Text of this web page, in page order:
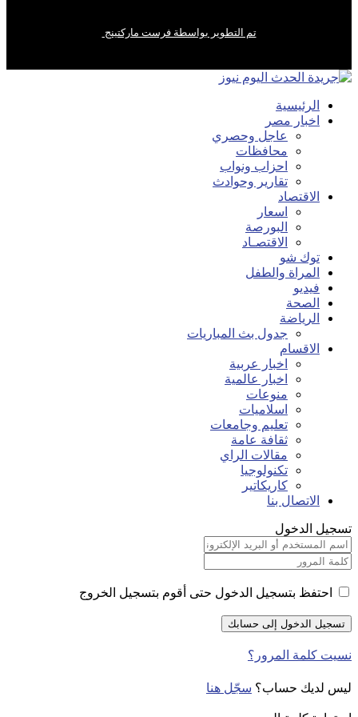
تم التطوير بواسطة فرست ماركتينج
الرئيسية
اخبار مصر
عاجل وحصري
محافظات
احزاب ونواب
تقارير وحوادث
الاقتصاد
اسعار
البورصة
الاقتصـاد
توك شو
المراة والطفل
فيديو
الصحة
الرياضة
جدول بث المباريات
الاقسام
اخبار عربية
اخبار عالمية
منوعات
اسلاميات
تعليم وجامعات
ثقافة عامة
مقالات الراي
تكنولوجيا
كاريكاتير
الاتصال بنا
تسجيل الدخول
احتفظ بتسجيل الدخول حتى أقوم بتسجيل الخروج
نسيت كلمة المرور؟
ليس لديك حساب؟ سجّل هنا